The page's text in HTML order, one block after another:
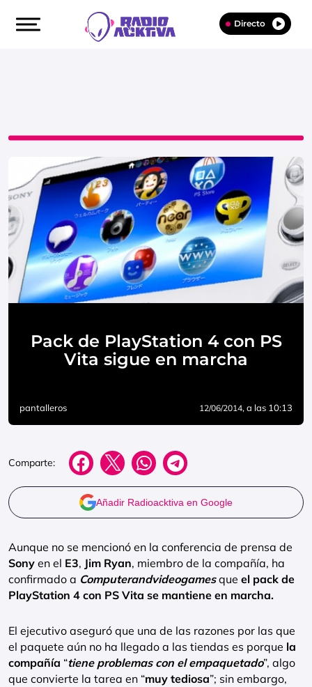
Directo
Pack de PlayStation 4 con PS
Vita sigue en marcha
pantalleros 12/06/2014, a las 10:13
Comparte:
Añadir Radioacktiva en Google
Aunque no se mencionó en la conferencia de prensa de
Sony en el E3, Jim Ryan, miembro de la compañía, ha
confirmado a Computerandvideogamesque el pack de
PlayStation 4 con PS Vita se mantiene en marcha.
El ejecutivo aseguró que una de las razones por las que
el paquete aún no ha llegado a las tiendas es porque la
compañía “tiene problemas con el empaquetado”, algo
que convierte la tarea en “muy tediosa”; sin embargo,